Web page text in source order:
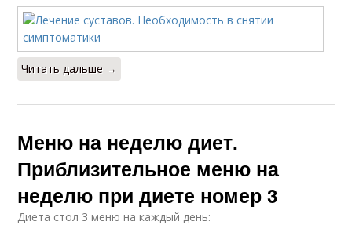
Читать дальше →
Меню на неделю диет.
Приблизительное меню на
неделю при диете номер 3
Диета стол 3 меню на каждый день: